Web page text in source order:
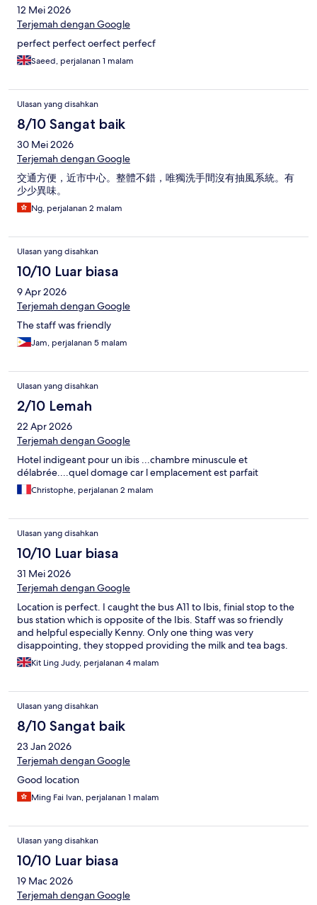
12 Mei 2026
Terjemah dengan Google
perfect perfect oerfect perfecf
Saeed, perjalanan 1 malam
Ulasan yang disahkan
8/10 Sangat baik
30 Mei 2026
Terjemah dengan Google
交通方便，近市中心。整體不錯，唯獨洗手間沒有抽風系統。有
少少異味。
Ng, perjalanan 2 malam
Ulasan yang disahkan
10/10 Luar biasa
9 Apr 2026
Terjemah dengan Google
The staff was friendly
Jam, perjalanan 5 malam
Ulasan yang disahkan
2/10 Lemah
22 Apr 2026
Terjemah dengan Google
Hotel indigeant pour un ibis ...chambre minuscule et
délabrée....quel domage car l emplacement est parfait
Christophe, perjalanan 2 malam
Ulasan yang disahkan
10/10 Luar biasa
31 Mei 2026
Terjemah dengan Google
Location is perfect. I caught the bus A11 to Ibis, finial stop to the
bus station which is opposite of the Ibis. Staff was so friendly
and helpful especially Kenny. Only one thing was very
disappointing, they stopped providing the milk and tea bags.
Kit Ling Judy, perjalanan 4 malam
Ulasan yang disahkan
8/10 Sangat baik
23 Jan 2026
Terjemah dengan Google
Good location
Ming Fai Ivan, perjalanan 1 malam
Ulasan yang disahkan
10/10 Luar biasa
19 Mac 2026
Terjemah dengan Google